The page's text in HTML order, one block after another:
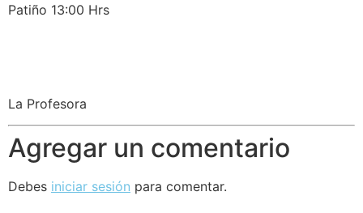
Patiño 13:00 Hrs
La Profesora
Agregar un comentario
Debes iniciar sesión para comentar.